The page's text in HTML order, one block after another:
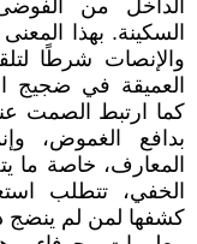
الداخل من
السكينة. بهذا
والإنصات شرطًا
العميقة في ضجيج
كما ارتبط الصمت
بدافع الغموض،
المعارف، خاصة ما
الخفي، تتطلب
كشفها لمن لم ينضج